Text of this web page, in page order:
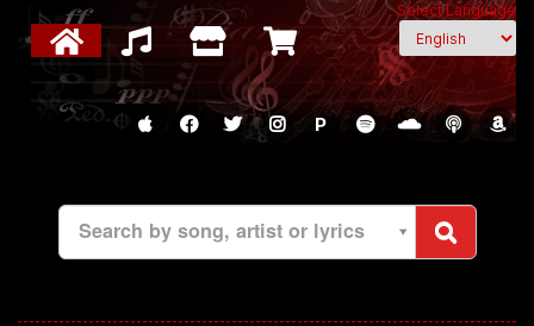
Select Language
P
Search by song, artist or lyrics